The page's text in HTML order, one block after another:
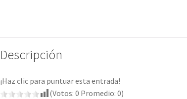
Descripción
¡Haz clic para puntuar esta entrada!
(Votos:0 Promedio:0)